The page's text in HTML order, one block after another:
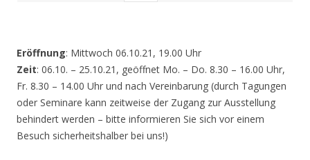
Eröffnung: Mittwoch 06.10.21, 19.00 Uhr
Zeit: 06.10. – 25.10.21, geöffnet Mo. – Do. 8.30 – 16.00 Uhr,
Fr. 8.30 – 14.00 Uhr und nach Vereinbarung (durch Tagungen
oder Seminare kann zeitweise der Zugang zur Ausstellung
behindert werden – bitte informieren Sie sich vor einem
Besuch sicherheitshalber bei uns!)